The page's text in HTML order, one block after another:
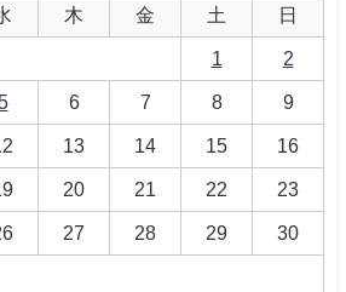
木 金 土 日
1 2
5 6 7 8 9
13 14 15 16
20 21 22 23
27 28 29 30